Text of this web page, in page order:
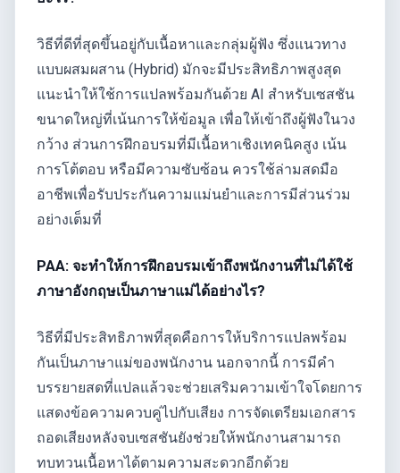
วิธีที่ดีที่สุดขึ้นอยู่กับเนื้อหาและกลุ่มผู้ฟัง ซึ่งแนวทาง
แบบผสมผสาน (Hybrid) มักจะมีประสิทธิภาพสูงสุด
แนะนำให้ใช้การแปลพร้อมกันด้วย AI สำหรับเซสชัน
ขนาดใหญ่ที่เน้นการให้ข้อมูล เพื่อให้เข้าถึงผู้ฟังในวง
กว้าง ส่วนการฝึกอบรมที่มีเนื้อหาเชิงเทคนิคสูง เน้น
การโต้ตอบ หรือมีความซับซ้อน ควรใช้ล่ามสดมือ
อาชีพเพื่อรับประกันความแม่นยำและการมีส่วนร่วม
อย่างเต็มที่
PAA: จะทำให้การฝึกอบรมเข้าถึงพนักงานที่ไม่ได้ใช้
ภาษาอังกฤษเป็นภาษาแม่ได้อย่างไร?
วิธีที่มีประสิทธิภาพที่สุดคือการให้บริการแปลพร้อม
กันเป็นภาษาแม่ของพนักงาน นอกจากนี้ การมีคำ
บรรยายสดที่แปลแล้วจะช่วยเสริมความเข้าใจโดยการ
แสดงข้อความควบคู่ไปกับเสียง การจัดเตรียมเอกสาร
ถอดเสียงหลังจบเซสชันยังช่วยให้พนักงานสามารถ
ทบทวนเนื้อหาได้ตามความสะดวกอีกด้วย